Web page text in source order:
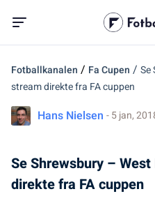
Fotballkanalen / Fa Cupen / Se
stream direkte fra FA cuppen
Hans Nielsen - 5 jan,
Se Shrewsbury –
direkte fra FA cuppen